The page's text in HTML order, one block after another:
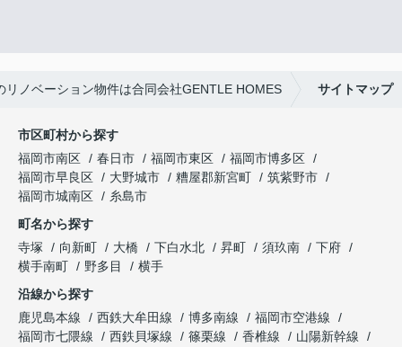
リノベーション物件は合同会社GENTLE HOMES サイトマップ
市区町村から探す
福岡市南区
春日市 福岡市東区
福岡市博多区
福岡市早良区
大野城市 糟屋郡新宮町
筑紫野市
福岡市城南区
糸島市
町名から探す
寺塚
向新町 大橋 下白水北 昇町 須玖南
下府
横手南町
野多目
横手
沿線から探す
鹿児島本線
西鉄大牟田線 博多南線
福岡市空港線
福岡市七隈線
西鉄貝塚線 篠栗線 香椎線
山陽新幹線